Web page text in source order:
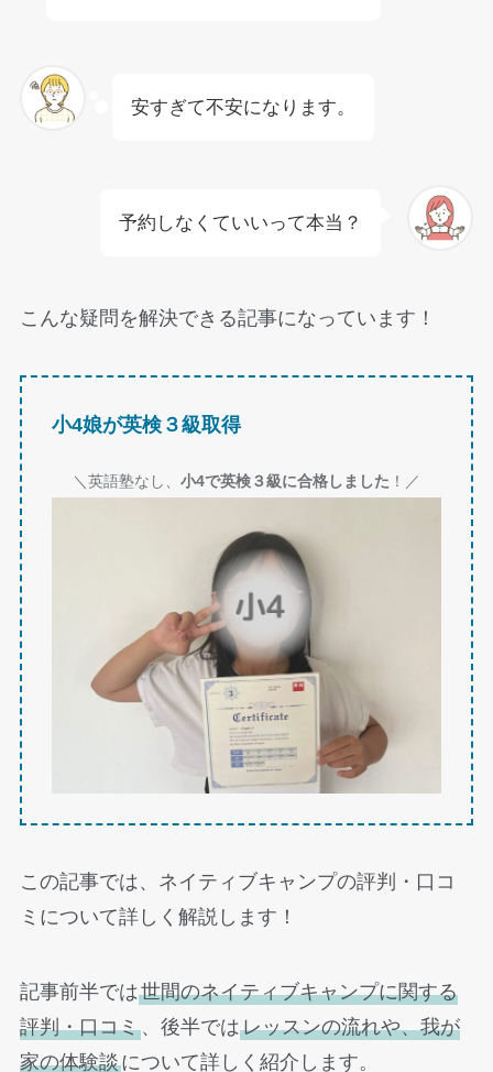
安すぎて不安になります。
予約しなくていいって本当？
こんな疑問を解決できる記事になっています！
小4娘が英検３級取得
＼英語塾なし、 小4で英検３級に合格しました ！／
この記事では、ネイティブキャンプの評判・口コ
ミについて詳しく解説します！
記事前半では世間のネイティブキャンプに関する
評判・口コミ、後半ではレッスンの流れや、我が
家の体験談について詳しく紹介します。